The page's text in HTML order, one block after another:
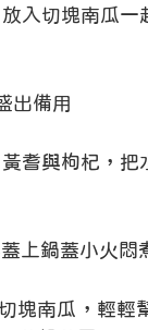
入切塊南瓜
出備用
耆與枸杞，
上鍋蓋小火悶
塊南瓜，輕輕